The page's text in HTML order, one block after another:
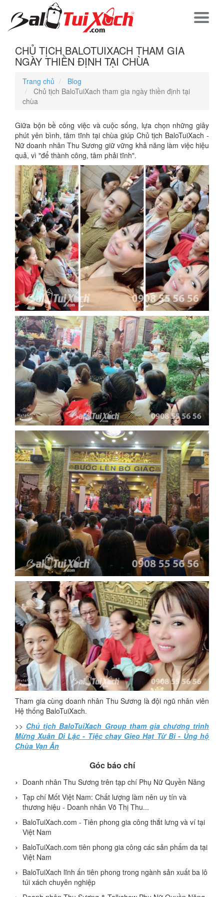
CHỦ TỊCH BALOTUIXACH THAM GIA
NGÀY THIỀN ĐỊNH TẠI CHÙA
Trang chủ
Blog
Chủ tịch BaloTuiXach tham gia ngày thiền định tại
chùa
Giữa bộn bề công việc và cuộc sống, lựa chọn những giây
phút yên bình, tâm tĩnh tại chùa giúp Chủ tịch BaloTuiXach -
Nữ doanh nhân Thu Sương giữ vững khả năng làm việc hiệu
quả, vì "để thành công, tâm phải tĩnh".
Tham gia cùng doanh nhân Thu Sương là đội ngũ nhân viên
Hệ thống BaloTuiXach.
>> Chủ tịch BaloTuiXach Group tham gia chương trình
Mừng Xuân Di Lặc - Tiệc chay Gieo Hạt Từ Bi - Ủng hộ
Chùa Vạn Ân
Góc báo chí
Doanh nhân Thu Sương trên tạp chí Phụ Nữ Quyền Năng
Tạp chí Mốt Việt Nam: Chất lượng làm nên uy tín và
thương hiệu - Doanh nhân Võ Thị Thu...
BaloTuiXach.com - Tiên phong gia công thắt lưng và ví tại
Việt Nam
BaloTuiXach.com tiên phong gia công các sản phẩm da tại
Việt Nam
BaloTuiXach lĩnh ấn tiên phong trong ngành sản xuất ba lô
túi xách chuyên nghiệp